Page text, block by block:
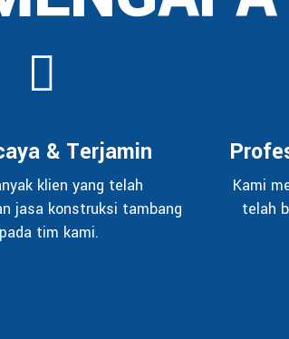
& Terjamin
klien yang telah
jasa konstruksi tambang
tim kami.
Kami
telah